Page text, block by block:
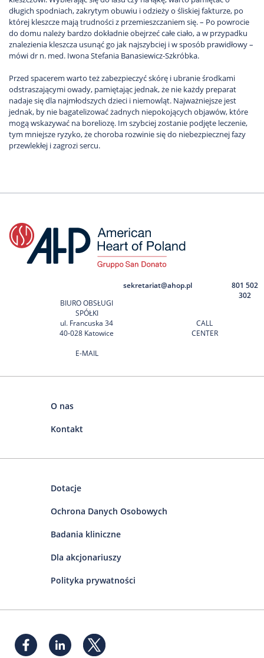
długich spodniach, zakrytym obuwiu i odzieży o śliskiej fakturze, po
której kleszcze mają trudności z przemieszczaniem się. – Po powrocie
do domu należy bardzo dokładnie obejrzeć całe ciało, a w przypadku
znalezienia kleszcza usunąć go jak najszybciej i w sposób prawidłowy –
mówi dr n. med. Iwona Stefania Banasiewicz-Szkróbka.
Przed spacerem warto też zabezpieczyć skórę i ubranie środkami
odstraszającymi owady, pamiętając jednak, że nie każdy preparat
nadaje się dla najmłodszych dzieci i niemowląt. Najważniejsze jest
jednak, by nie bagatelizować żadnych niepokojących objawów, które
mogą wskazywać na boreliozę. Im szybciej zostanie podjęte leczenie,
tym mniejsze ryzyko, że choroba rozwinie się do niebezpiecznej fazy
przewlekłej i zagrozi sercu.
BIURO OBSŁUGI
SPÓŁKI
ul. Francuska 34
40-028 Katowice
E-MAIL
sekretariat@ahop.pl
CALL
CENTER
801 502
302
O nas
Kontakt
Dotacje
Ochrona Danych Osobowych
Badania kliniczne
Dla akcjonariuszy
Polityka prywatności